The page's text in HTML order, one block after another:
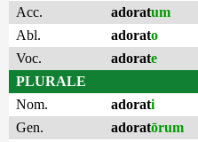
Acc.
adoratum
Abl.
adorato
Voc.
adorate
PLURALE
Nom.
adorati
Gen.
adoratōrum